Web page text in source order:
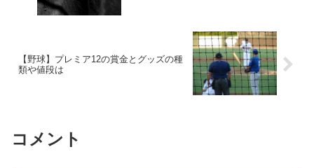
【野球】プレミア12の賞金とグッズの種
類や値段は
コメント